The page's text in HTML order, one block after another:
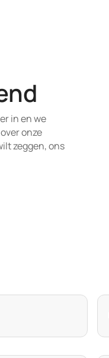
in en we
onze
zeggen, ons